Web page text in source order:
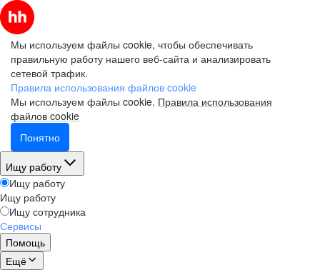
Мы используем файлы cookie, чтобы обеспечивать
правильную работу нашего веб-сайта и анализировать
сетевой трафик.
Правила использования файлов cookie
Мы используем файлы cookie. Правила использования
файлов cookie
Понятно
Ищу работу
Ищу работу
Ищу работу
Ищу сотрудника
Сервисы
Помощь
Ещё